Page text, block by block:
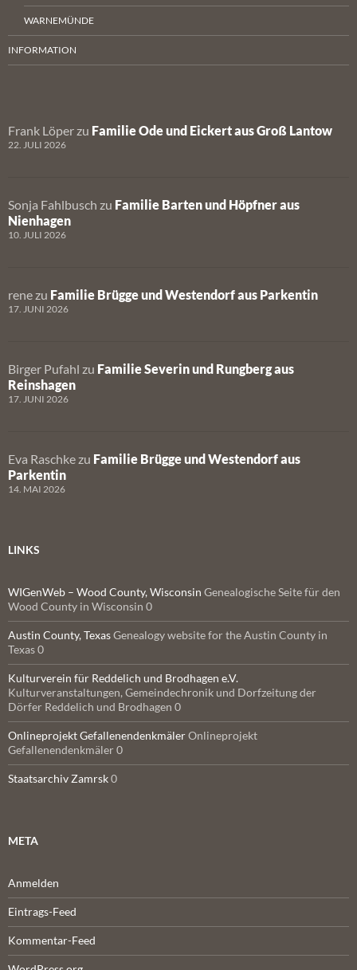
WARNEMÜNDE
INFORMATION
Frank Löper zu Familie Ode und Eickert aus Groß Lantow
22. JULI 2026
Sonja Fahlbusch zu Familie Barten und Höpfner aus
Nienhagen
10. JULI 2026
rene zu Familie Brügge und Westendorf aus Parkentin
17. JUNI 2026
Birger Pufahl zu Familie Severin und Rungberg aus
Reinshagen
17. JUNI 2026
Eva Raschke zu Familie Brügge und Westendorf aus
Parkentin
14. MAI 2026
LINKS
WIGenWeb – Wood County, Wisconsin Genealogische Seite für den
Wood County in Wisconsin 0
Austin County, TexasGenealogy website for the Austin County in
Texas 0
Kulturverein für Reddelich und Brodhagen e.V.
Kulturveranstaltungen, Gemeindechronik und Dorfzeitung der
Dörfer Reddelich und Brodhagen 0
Onlineprojekt GefallenendenkmälerOnlineprojekt
Gefallenendenkmäler 0
Staatsarchiv Zamrsk0
META
Anmelden
Eintrags-Feed
Kommentar-Feed